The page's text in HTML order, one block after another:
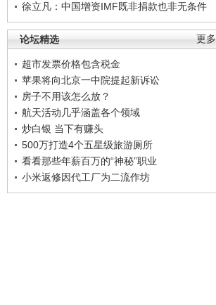
徐立凡：中国增资IMF既非捐款也非无条件
更多
论坛精选
超市发票价格包含税金
苹果将向北京一中院提起新诉讼
房子不用该怎么放？
航天活动几乎涵盖各个领域
炒白银 当下有赚头
500万打造4个五星级旅游厕所
看看那些年薪百万的“神秘”职业
小米返修因代工厂为二流作坊